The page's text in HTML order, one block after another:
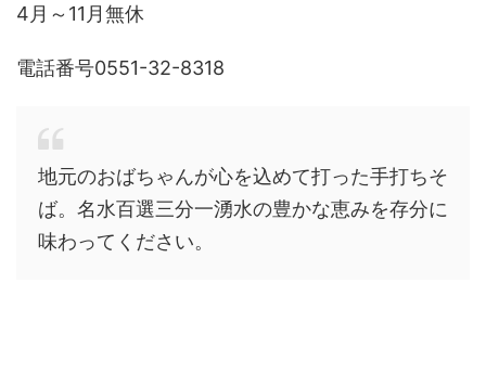
4月～11月無休
電話番号0551-32-8318
地元のおばちゃんが心を込めて打った手打ちそ
ば。名水百選三分一湧水の豊かな恵みを存分に
味わってください。